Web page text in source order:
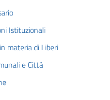
Istituzionali
materia di Liberi
e Città